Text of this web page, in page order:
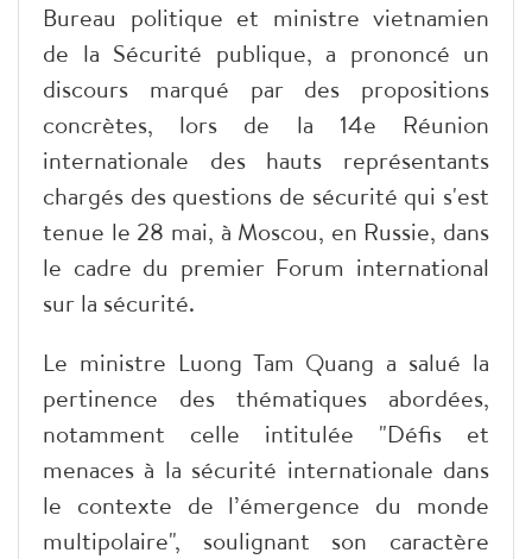
Bureau politique et ministre vietnamien
de la Sécurité publique, a prononcé un
discours marqué par des propositions
concrètes, lors de la 14e Réunion
internationale des hauts représentants
chargés des questions de sécurité qui s'est
tenue le 28 mai, à Moscou, en Russie, dans
le cadre du premier Forum international
sur la sécurité.
Le ministre Luong Tam Quang a salué la
pertinence des thématiques abordées,
notamment celle intitulée "Défis et
menaces à la sécurité internationale dans
le contexte de l’émergence du monde
multipolaire", soulignant son caractère